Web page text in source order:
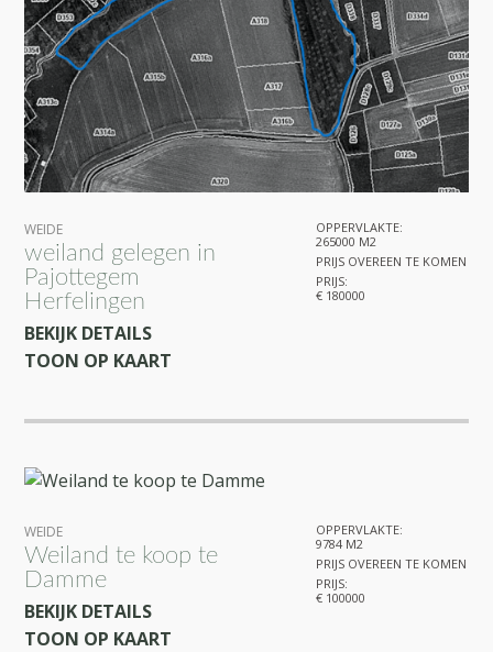
WEIDE
weiland gelegen in
Pajottegem
Herfelingen
BEKIJK DETAILS
TOON OP KAART
OPPERVLAKTE:
265000 M2
PRIJS OVEREEN TE KOMEN
PRIJS:
€ 180000
WEIDE
Weiland te koop te
Damme
BEKIJK DETAILS
TOON OP KAART
OPPERVLAKTE:
9784 M2
PRIJS OVEREEN TE KOMEN
PRIJS:
€ 100000